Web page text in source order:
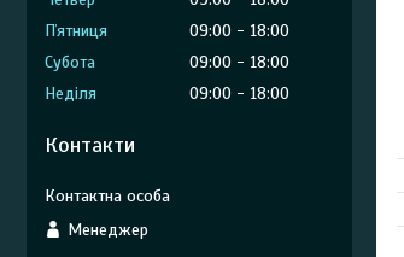
Пʼятниця
09:00
18:00
Субота
09:00
18:00
Неділя
09:00 18:00
Контакти
Менеджер